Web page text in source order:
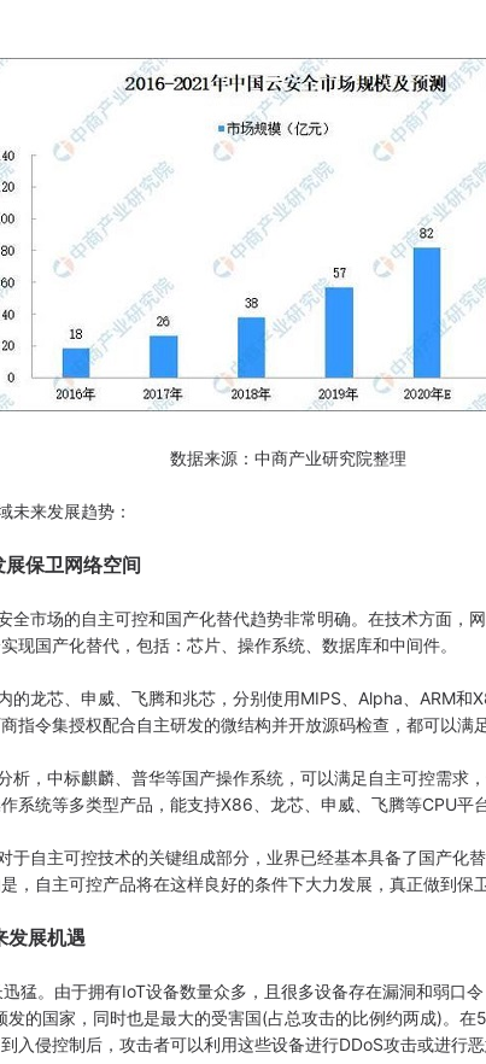
数据来源：中商产业研究院整理
来发展趋势：
保卫网络空间
市场的自主可控和国产化替代趋势非常明确。在技术方面，网
现国产化替代，包括：芯片、操作系统、数据库和中间件。
龙芯、申威、飞腾和兆芯，分别使用MIPS、Alpha、ARM和
指令集授权配合自主研发的微结构并开放源码检查，都可以满
，中标麒麟、普华等国产操作系统，可以满足自主可控需求，
系统等多类型产品，能支持X86、龙芯、申威、飞腾等CPU平台
自主可控技术的关键组成部分，业界已经基本具备了国产化
，自主可控产品将在这样良好的条件下大力发展，真正做到保
发展机遇
。由于拥有IoT设备数量众多，且很多设备存在漏洞和弱口
发的国家，同时也是最大的受害国(占总攻击的比例约两成)。在
入侵控制后，攻击者可以利用这些设备进行DDoS攻击或进行